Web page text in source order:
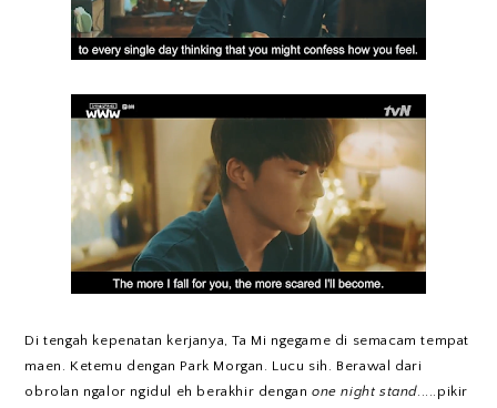
Di tengah kepenatan kerjanya, Ta Mi ngegame di semacam tempat
maen. Ketemu dengan Park Morgan. Lucu sih. Berawal dari
obrolan ngalor ngidul eh berakhir denganone night stand.....pikir